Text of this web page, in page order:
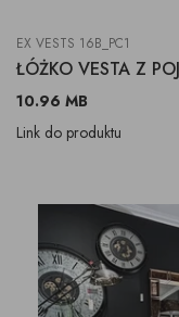
EX VESTS 16B_PC1
ŁÓŻKO VESTA Z
10.96 MB
Link do produktu